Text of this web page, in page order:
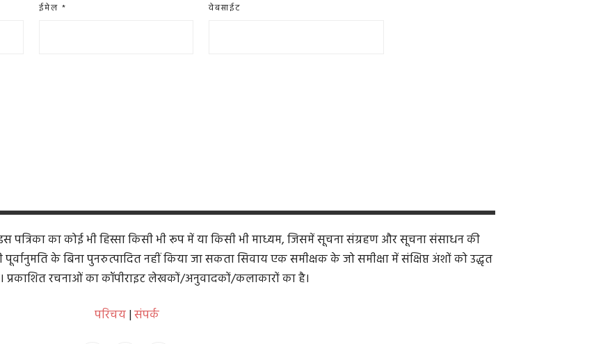
ईमेल* वेबसाईट
इस पत्रिका का कोई भी हिस्सा किसी भी रूप में या किसी भी माध्यम, जिसमें सूचना संग्रहण और सूचना संसाधन की
के बिना पुनरुत्पादित नहीं किया जा सकता सिवाय एक समीक्षक के जो समीक्षा में संक्षिप्त अंशों को उद्धृत
रचनाओं का कॉपीराइट लेखकों/अनुवादकों/कलाकारों का है।
परिचय|संपर्क